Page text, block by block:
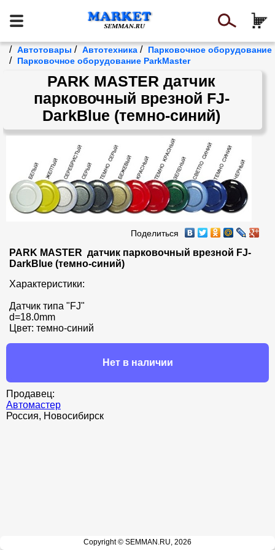
/ Автотовары / Автотехника / Парковочное оборудование
/ Парковочное оборудование ParkMaster
PARK MASTER датчик
парковочный врезной FJ-
DarkBlue (темно-синий)
Поделиться
PARK MASTER  датчик парковочный врезной FJ-
DarkBlue (темно-синий)
Характеристики:
Датчик типа "FJ"
d=18.0mm
Цвет: темно-синий
Нет в наличии
Продавец:
Автомастер
Россия, Новосибирск
Copyright © SEMMAN.RU, 2026